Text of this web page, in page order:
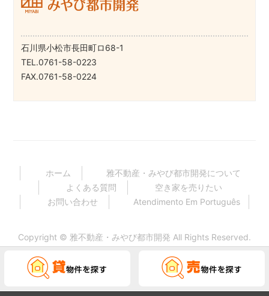
石川県小松市長田町ロ68-1
TEL.0761-58-0223
FAX.0761-58-0224
ホーム
雅不動産・みやび都市開発について
よくある質問
空き家を売りたい
お問い合わせ
Atendimento Em Português
Copyright © 雅不動産・みやび都市開発 All Rights Reserved.